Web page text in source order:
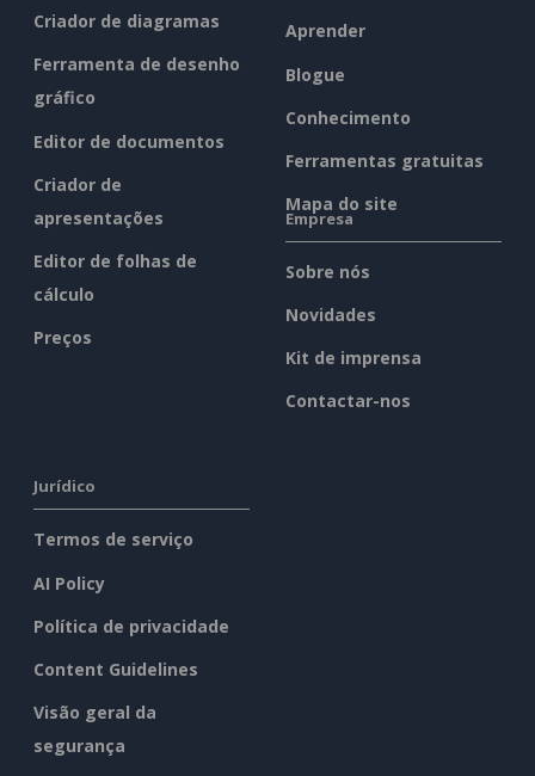
Criador de diagramas
Ferramenta de desenho
gráfico
Editor de documentos
Criador de
apresentações
Editor de folhas de
cálculo
Preços
Aprender
Blogue
Conhecimento
Ferramentas gratuitas
Mapa do site
Empresa
Sobre nós
Novidades
Kit de imprensa
Contactar-nos
Jurídico
Termos de serviço
AI Policy
Política de privacidade
Content Guidelines
Visão geral da
segurança